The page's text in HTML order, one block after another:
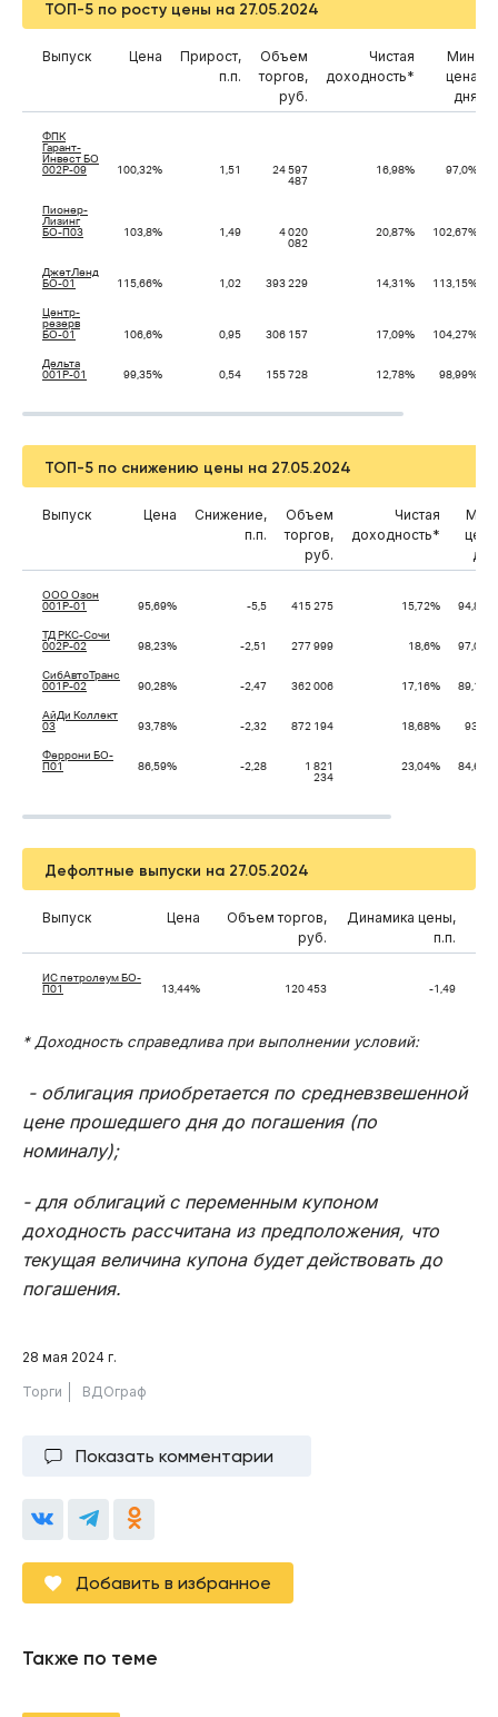
ТОП-5 по росту цены на 27.05.2024
Выпуск Цена
Прирост,
п.п.
Объем
торгов,
руб.
Чистая
доходность*
Мин.
цена
дня
ФПК
Гарант-
Инвест БО
002Р-09
100,32% 1,51
24 597
487
16,98% 97,0%
Пионер-
Лизинг
БО-П03
103,8% 1,49
4 020
082
20,87% 102,67%
ДжетЛенд
БО-01
115,66% 1,02 393 229 14,31% 113,15%
Центр-
резерв
БО-01
106,6% 0,95 306 157 17,09% 104,27%
Дельта
001Р-01
99,35% 0,54 155 728 12,78% 98,99%
ТОП-5 по снижению цены на 27.05.2024
Выпуск Цена
Снижение,
п.п.
Объем
торгов,
руб.
Чистая
доходность*
Мин.
цена
дня
ООО Озон
001Р-01
95,69% -5,5 415 275 15,72% 94,88%
ТД РКС-Сочи
002Р-02
98,23% -2,51 277 999 18,6% 97,01%
СибАвтоТранс
001Р-02
90,28% -2,47 362 006 17,16% 89,12%
АйДи Коллект
03
93,78% -2,32 872 194 18,68% 93,0%
Феррони БО-
П01
86,59% -2,28
1 821
234
23,04% 84,68%
Дефолтные выпуски на 27.05.2024
Выпуск Цена
Объем торгов,
руб.
Динамика цены,
п.п.
ИС петролеум БО-
П01
13,44% 120 453 -1,49
* Доходность справедлива при выполнении условий:
- облигация приобретается по средневзвешенной
цене прошедшего дня до погашения (по
номиналу);
- для облигаций с переменным купоном
доходность рассчитана из предположения, что
текущая величина купона будет действовать до
погашения.
28 мая 2024 г.
Торги ВДОграф
Показать комментарии
Добавить в избранное
Также по теме